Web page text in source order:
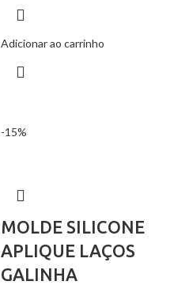
Adicionar ao carrinho
-15%
MOLDE SILICONE
APLIQUE LAÇOS
GALINHA